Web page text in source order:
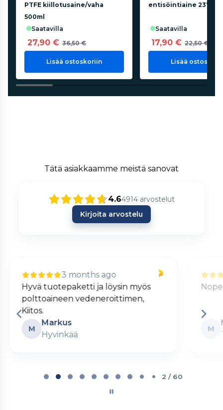
PTFE kiillotusaine/vaha
500ml
saatavilla
27,90 € 36,50 €
Lisää ostoskoriin
entisöintiaine 237ml
saatavilla
17,90 € 22,50 €
Lisää
Tätä asiakkaamme meistä sanovat
4.64914 arvostelut
Kirjoita arvostelu
3 months ago
Nopea ja kätevä verkkokauppa.
Matti
Turku
2 / 60